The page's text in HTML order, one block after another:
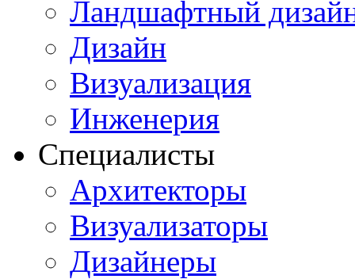
Ландшафтный
Дизайн
Визуализация
Инженерия
Специалисты
Архитекторы
Визуализаторы
Дизайнеры